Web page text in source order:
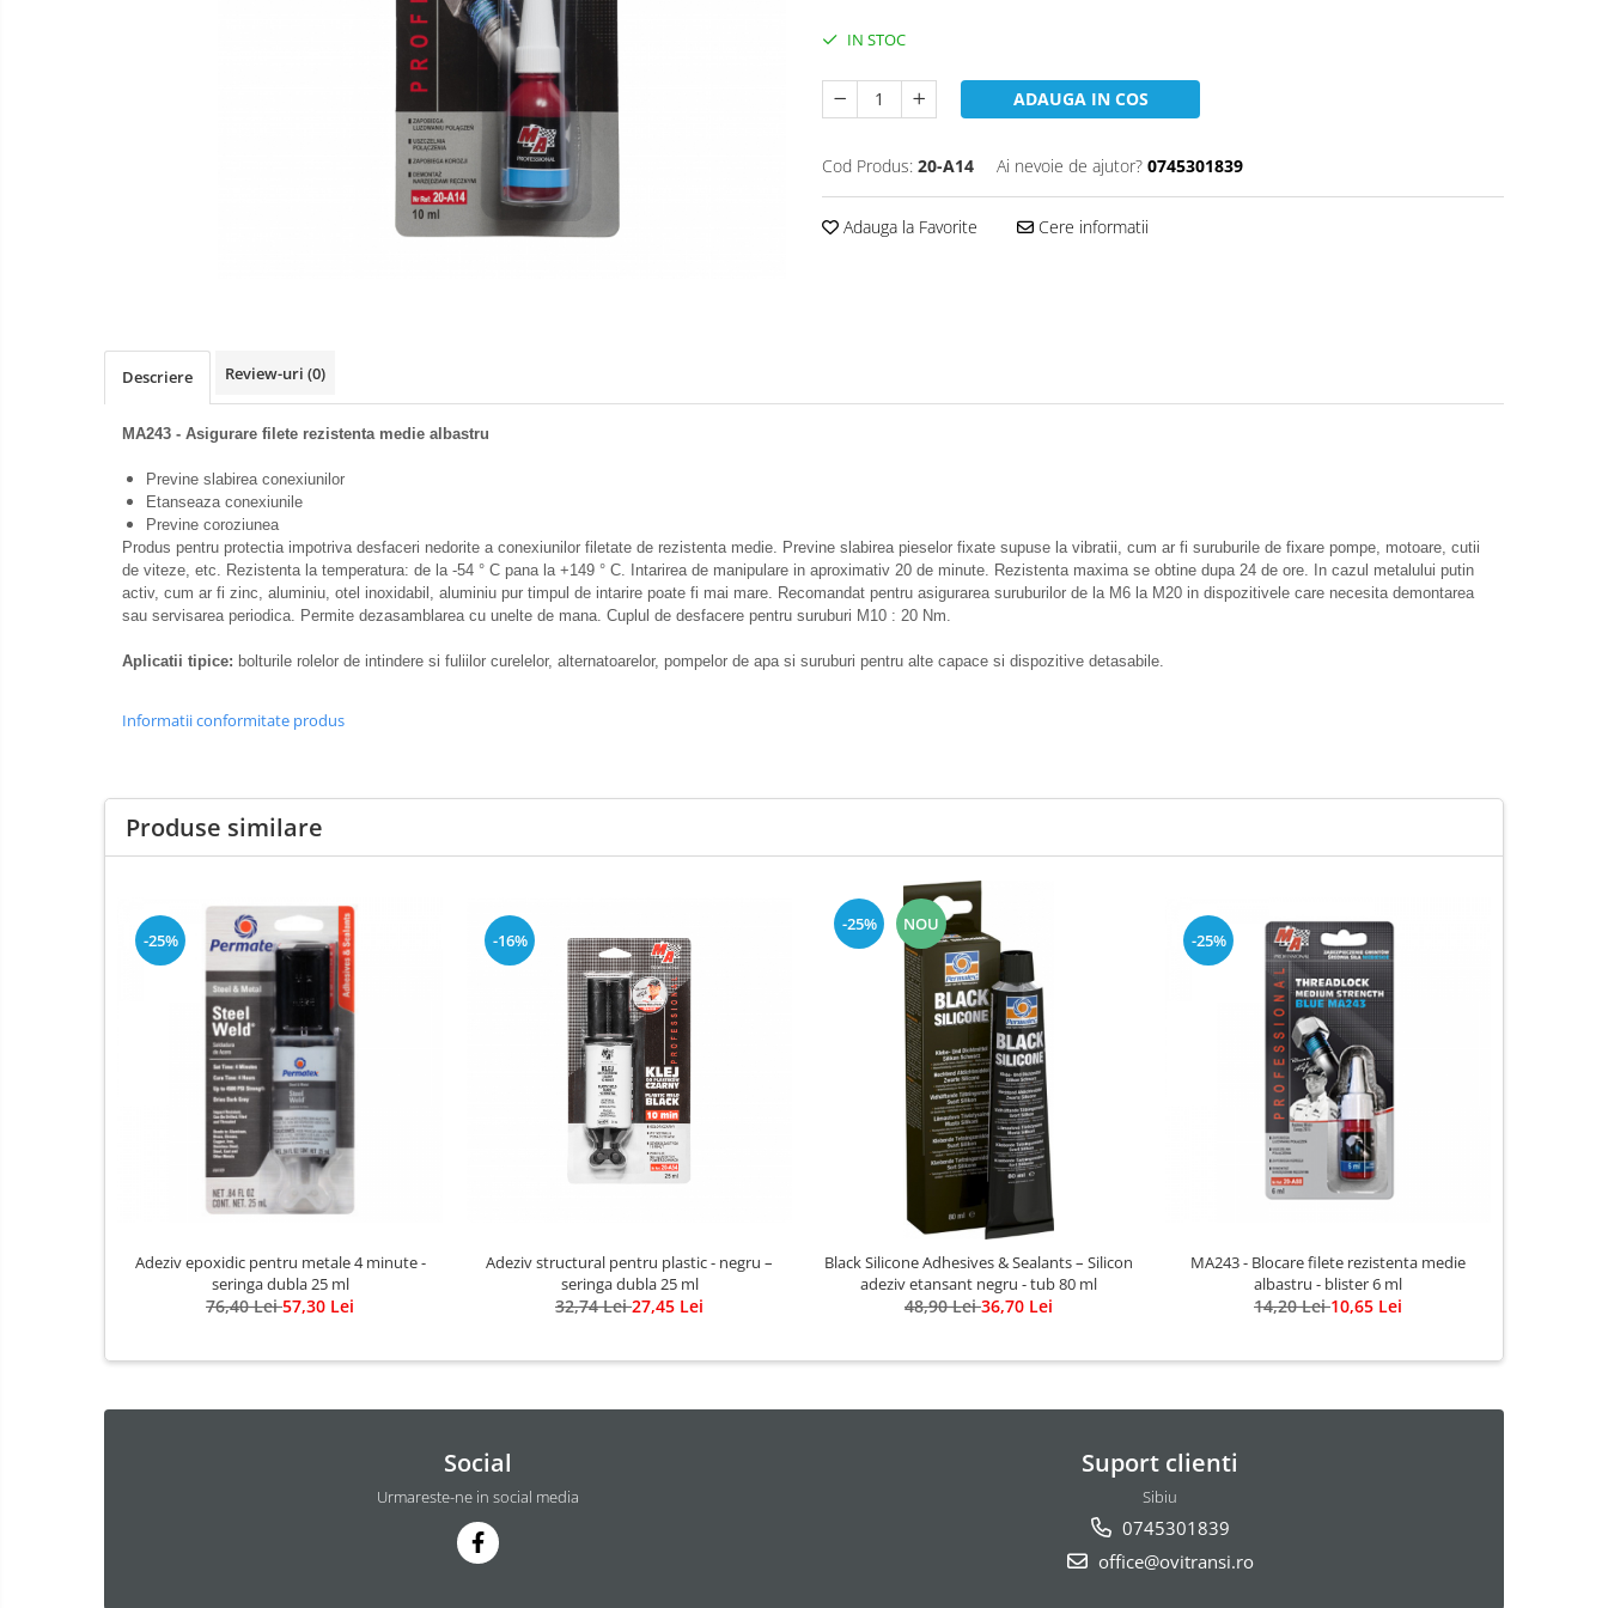
Antistropi sudura
Cabluri de pornire
Elemente de fixare
Franghii de remorcare
Becuri auxiliare
IN STOC
ADAUGA IN COS
Cod Produs: 20-A14 Ai nevoie de ajutor? 0745301839
Adauga la Favorite Cere informatii
Descriere Review-uri (0)
MA243 - Asigurare filete rezistenta medie albastru
Previne slabirea conexiunilor
Etanseaza conexiunile
Previne coroziunea
Produs pentru protectia impotriva desfaceri nedorite a conexiunilor filetate de rezistenta medie. Previne slabirea pieselor fixate supuse la vibratii, cum ar fi suruburile de fixare pompe, motoare, cutii
de viteze, etc. Rezistenta la temperatura: de la -54 ° C pana la +149 ° C. Intarirea de manipulare in aproximativ 20 de minute. Rezistenta maxima se obtine dupa 24 de ore. In cazul metalului putin
activ, cum ar fi zinc, aluminiu, otel inoxidabil, aluminiu pur timpul de intarire poate fi mai mare. Recomandat pentru asigurarea suruburilor de la M6 la M20 in dispozitivele care necesita demontarea
sau servisarea periodica. Permite dezasamblarea cu unelte de mana. Cuplul de desfacere pentru suruburi M10 : 20 Nm.
Aplicatii tipice: bolturile rolelor de intindere si fuliilor curelelor, alternatoarelor, pompelor de apa si suruburi pentru alte capace si dispozitive detasabile.
Informatii conformitate produs
Produse similare
-25%
Adeziv epoxidic pentru metale 4 minute -
seringa dubla 25 ml
76,40 Lei57,30 Lei
-16%
Adeziv structural pentru plastic - negru –
seringa dubla 25 ml
32,74 Lei27,45 Lei
-25% NOU
Black Silicone Adhesives & Sealants – Silicon
adeziv etansant negru - tub 80 ml
48,90 Lei36,70 Lei
-25%
MA243 - Blocare filete rezistenta medie
albastru - blister 6 ml
14,20 Lei10,65 Lei
Social
Urmareste-ne in social media
Suport clienti
Sibiu
0745301839
office@ovitransi.ro